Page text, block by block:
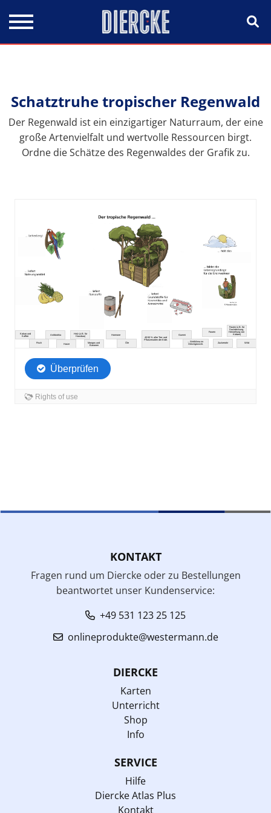
Schatztruhe tropischer Regenwald
Der Regenwald ist ein einzigartiger Naturraum, der eine
große Artenvielfalt und wertvolle Ressourcen birgt.
Ordne die Schätze des Regenwaldes der Grafik zu.
KONTAKT
Fragen rund um Diercke oder zu Bestellungen
beantwortet unser Kundenservice:
+49 531 123 25 125
onlineprodukte@westermann.de
DIERCKE
Karten
Unterricht
Shop
Info
SERVICE
Hilfe
Diercke Atlas Plus
Kontakt